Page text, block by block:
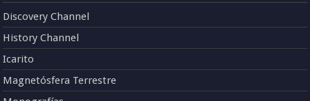
Discovery Channel
History Channel
Icarito
Magnetósfera Terrestre